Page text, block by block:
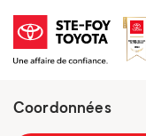
Coordonnées